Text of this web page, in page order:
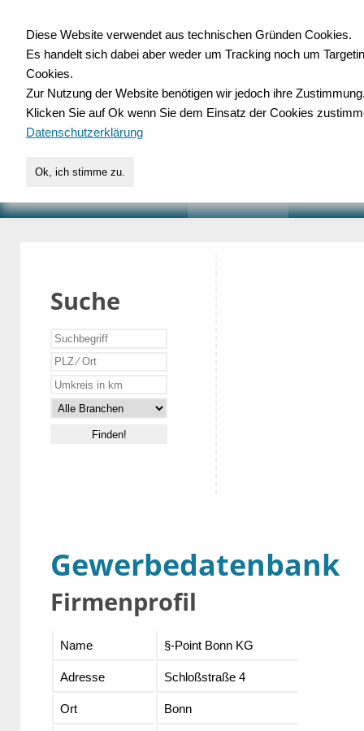
für Handwerk,
Suche
Gewerbedatenbank
Firmenprofil
Name §-Point Bonn KG
Adresse Schloßstraße 4
Ort Bonn
Diese Website verwendet aus technischen Gründen Cookies.
Es handelt sich dabei aber weder um Tracking noch um
Cookies.
Zur Nutzung der Website benötigen wir jedoch ihre
Klicken Sie auf Ok wenn Sie dem Einsatz der Cookies
Datenschutzerklärung
Ok, ich stimme zu.